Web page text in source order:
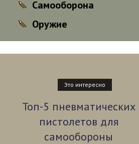
Самооборона
Оружие
Это интересно
Топ-5 пневматических
пистолетов для
самообороны